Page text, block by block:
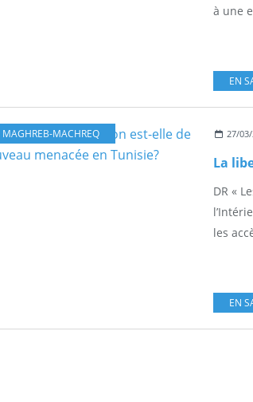
à une
EN
MAGHREB-MACHREQ 27/
DR «
les
EN